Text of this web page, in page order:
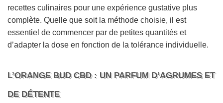
recettes culinaires pour une expérience gustative plus
complète. Quelle que soit la méthode choisie, il est
essentiel de commencer par de petites quantités et
d’adapter la dose en fonction de la tolérance individuelle.
L’ORANGE BUD CBD : UN PARFUM D’AGRUMES ET
DE DÉTENTE